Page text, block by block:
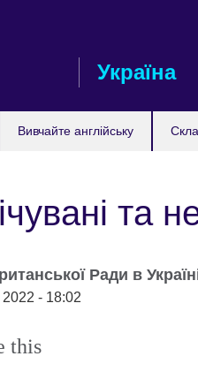
Україна
Вивчайте англійську
та
Ради в
- 18:02
this